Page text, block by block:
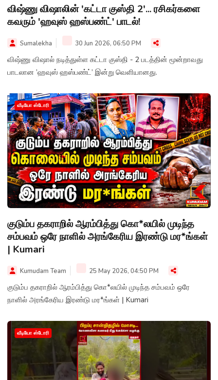
விஷ்ணு விஷாலின் 'கட்டா குஸ்தி 2'... ரசிகர்களை
கவரும் 'ஹவுஸ் ஹஸ்பண்ட்' பாடல்!
Sumalekha 30 Jun 2026, 06:50 PM
விஷ்ணு விஷால் நடித்துள்ள கட்டா குஸ்தி - 2 படத்தின் மூன்றாவது
பாடலான ’ஹவுஸ் ஹஸ்பண்ட்’ இன்று வெளியானது.
வீடியோ ஸ்டோரி
குடும்ப தகராறில் ஆரம்பித்து கொ*லயில் முடிந்த
சம்பவம் ஒரே நாளில் அரங்கேரிய இரண்டு மர*ங்கள்
| Kumari
Kumudam Team 25 May 2026, 04:50 PM
குடும்ப தகராறில் ஆரம்பித்து கொ*லயில் முடிந்த சம்பவம் ஒரே
நாளில் அரங்கேரிய இரண்டு மர*ங்கள் | Kumari
வீடியோ ஸ்டோரி